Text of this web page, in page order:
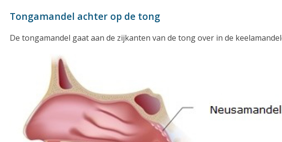
Tongamandel achter op de tong
De tongamandel gaat aan de zijkanten van de tong over in de